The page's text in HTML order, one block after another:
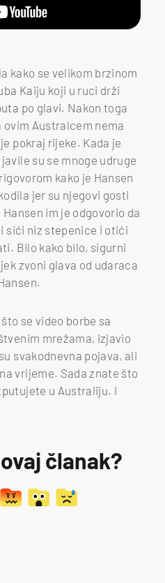
kako se velikom brzinom
Kaiju koji u ruci drži
po glavi. Nakon toga
ovim Australcem nema
pokraj rijeke. Kada je
su se mnoge udruge
kako je Hansen
jer su njegovi gosti
im je odgovorio da
sići niz stepenice i otići
Bilo kako bilo, sigurni
zvoni glava od udaraca
se video borbe sa
mrežama, izjavio
svakodnevna pojava, ali
vrijeme. Sada znate što
u Australiju. I
članak?